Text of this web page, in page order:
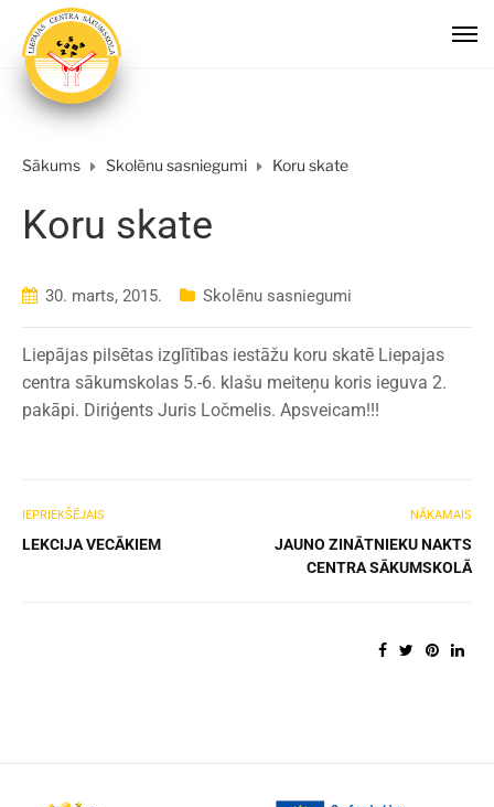
Sākums Skolēnu sasniegumi Koru skate
Koru skate
30. marts, 2015. Skolēnu sasniegumi
Liepājas pilsētas izglītības iestāžu koru skatē Liepajas
centra sākumskolas 5.-6. klašu meiteņu koris ieguva 2.
pakāpi. Diriģents Juris Ločmelis. Apsveicam!!!
IEPRIEKŠĒJAIS
LEKCIJA VECĀKIEM
NĀKAMAIS
JAUNO ZINĀTNIEKU NAKTS
CENTRA SĀKUMSKOLĀ